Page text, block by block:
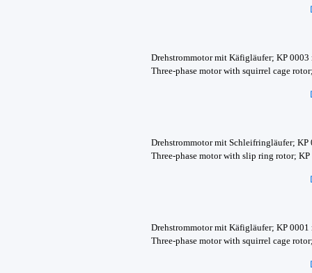
Drehstrommotor mit Käfigläufer; KP
Three-phase motor with squirrel cage
Drehstrommotor mit Schleifringläufer; KP
Three-phase motor with slip ring rotor; KP
Drehstrommotor mit Käfigläufer; KP
Three-phase motor with squirrel cage